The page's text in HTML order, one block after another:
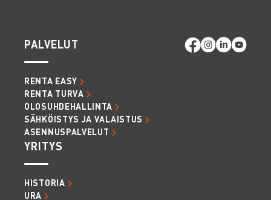
PALVELUT
RENTA EASY
RENTA TURVA
OLOSUHDEHALLINTA
SÄHKÖISTYS JA VALAISTUS
ASENNUSPALVELUT
YRITYS
HISTORIA
URA